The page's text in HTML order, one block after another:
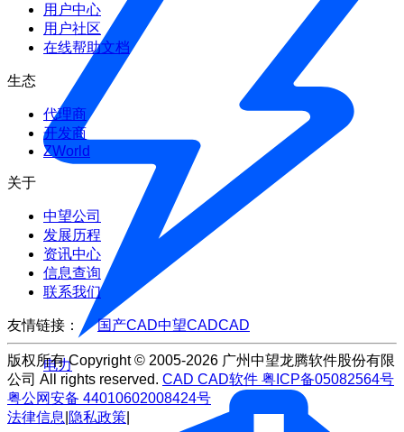
电力
用户中心
用户社区
在线帮助文档
生态
代理商
开发商
ZWorld
关于
中望公司
发展历程
资讯中心
信息查询
联系我们
友情链接： 国产CAD中望CADCAD
版权所有 Copyright © 2005-2026 广州中望龙腾软件股份有限
公司 All rights reserved. CAD CAD软件 粤ICP备05082564号
粤公网安备 44010602008424号
法律信息 隐私政策